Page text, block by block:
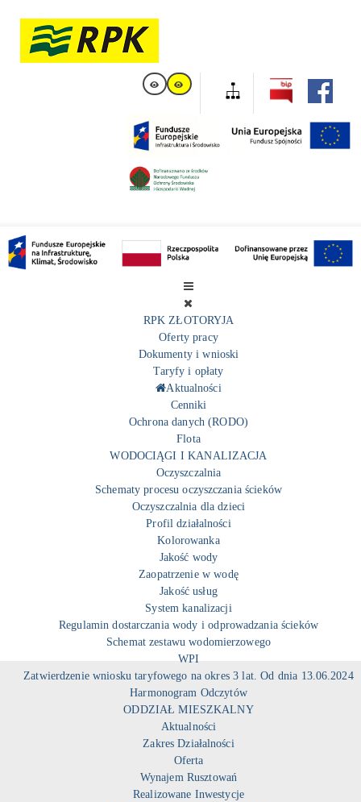
RPK ZŁOTORYJA
Oferty pracy
Dokumenty i wnioski
Taryfy i opłaty
Aktualności
Cenniki
Ochrona danych (RODO)
Flota
WODOCIĄGI I KANALIZACJA
Oczyszczalnia
Schematy procesu oczyszczania ścieków
Oczyszczalnia dla dzieci
Profil działalności
Kolorowanka
Jakość wody
Zaopatrzenie w wodę
Jakość usług
System kanalizacji
Regulamin dostarczania wody i odprowadzania ścieków
Schemat zestawu wodomierzowego
WPI
Zatwierdzenie wniosku taryfowego na okres 3 lat. Od dnia 13.06.2024
Harmonogram Odczytów
ODDZIAŁ MIESZKALNY
Aktualności
Zakres Działalności
Oferta
Wynajem Rusztowań
Realizowane Inwestycje